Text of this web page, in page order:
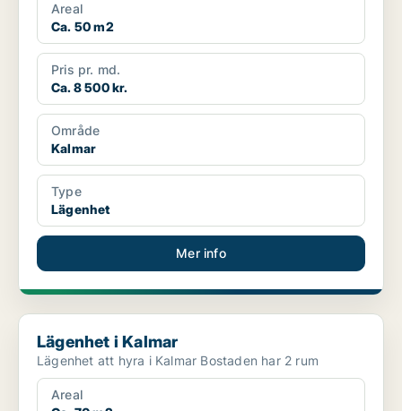
Areal
Ca. 50 m2
Pris pr. md.
Ca. 8 500 kr.
Område
Kalmar
Type
Lägenhet
Mer info
Lägenhet i Kalmar
Lägenhet i Kalmar
Lägenhet att hyra i Kalmar Bostaden har 2 rum
Areal